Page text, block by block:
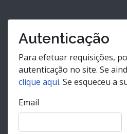
Autenticação
Para efetuar requisições,
autenticação no site. Se
clique aqui. Se esqueceu a
Email